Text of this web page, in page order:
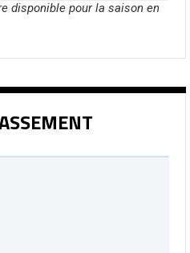
disponible pour la saison en